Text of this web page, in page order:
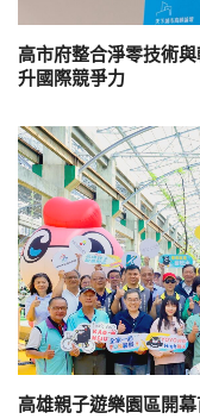
高市府整合淨零技術
升國際競爭力
高雄親子遊樂園區開